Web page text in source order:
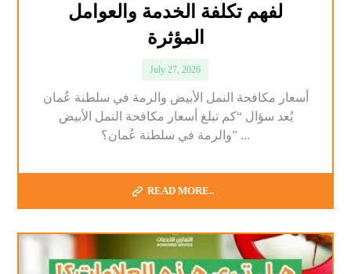
لفهم تكلفة الخدمة والعوامل
المؤثرة
July 27, 2026
أسعار مكافحة النمل الأبيض والرمة في سلطنة عُمان
يُعد سؤال “كم تبلغ أسعار مكافحة النمل الأبيض
والرمة في سلطنة عُمان؟” ...
READ MORE..